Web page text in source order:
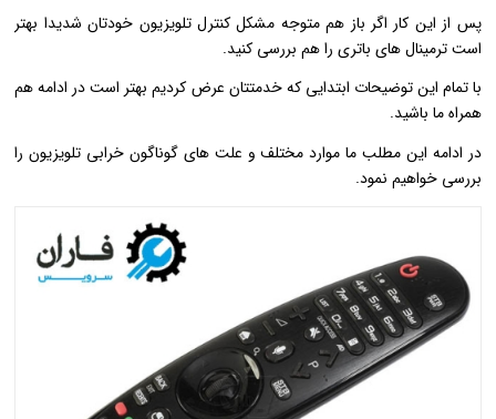
پس از این کار اگر باز هم متوجه مشکل کنترل تلویزیون خودتان شدیدا بهتر
است ترمینال های باتری را هم بررسی کنید.
با تمام این توضیحات ابتدایی که خدمتتان عرض کردیم بهتر است در ادامه هم
همراه ما باشید.
در ادامه این مطلب ما موارد مختلف و علت های گوناگون خرابی تلویزیون را
بررسی خواهیم نمود.